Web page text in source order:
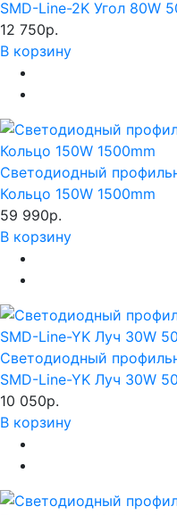
SMD-Line-2K Угол 80W
12 750р.
В корзину
Светодиодный
Кольцо 150W 1500mm
59 990р.
В корзину
Светодиодный
SMD-Line-YK Луч 30W
10 050р.
В корзину